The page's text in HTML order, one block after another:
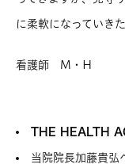
に柔軟になっていき
看護師 M・H
THE HEALTH
当院院長加藤貴弘